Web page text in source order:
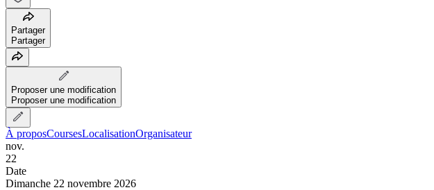
Partager
Partager
Proposer une modification
Proposer une modification
À proposCoursesLocalisationOrganisateur
nov.
22
Date
Dimanche 22 novembre 2026